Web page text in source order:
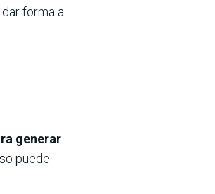
forma a
generar
puede